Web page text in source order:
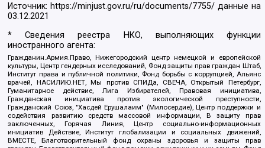
Источник: https://minjust.gov.ru/ru/documents/7755/ данные на
03.12.2021
* Сведения реестра НКО, выполняющих функции
иностранного агента:
Гражданин.Армия.Право, Нижегородский центр немецкой и европейской
культуры, Центр гендерных исследований, Фонд защиты прав граждан Штаб,
Институт права и публичной политики, Фонд борьбы с коррупцией, Альянс
врачей, НАСИЛИЮ.НЕТ, Мы против СПИДа, СВЕЧА, Открытый Петербург,
Гуманитарное действие, Лига Избирателей, Правовая инициатива,
Гражданская инициатива против экологической преступности,
Гражданский Союз, "Хасдей Ерушалаим" (Милосердие), Центр поддержки и
содействия развитию средств массовой информации, В защиту прав
заключенных, Горячая Линия, Центр социально-информационных
инициатив Действие, Институт глобализации и социальных движений,
ВМЕСТЕ, Благотворительный фонд охраны здоровья и защиты прав